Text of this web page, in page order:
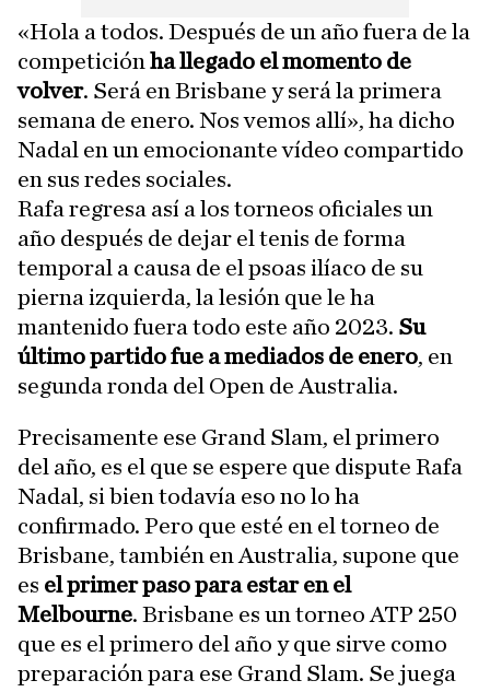
«Hola a todos. Después de un año fuera de la
competición ha llegado el momento de
volver. Será en Brisbane y será la primera
semana de enero. Nos vemos allí», ha dicho
Nadal en un emocionante vídeo compartido
en sus redes sociales.
Rafa regresa así a los torneos oficiales un
año después de dejar el tenis de forma
temporal a causa de el psoas ilíaco de su
pierna izquierda, la lesión que le ha
mantenido fuera todo este año 2023. Su
último partido fue a mediados de enero, en
segunda ronda del Open de Australia.
Precisamente ese Grand Slam, el primero
del año, es el que se espere que dispute Rafa
Nadal, si bien todavía eso no lo ha
confirmado. Pero que esté en el torneo de
Brisbane, también en Australia, supone que
es el primer paso para estar en el
Melbourne. Brisbane es un torneo ATP 250
que es el primero del año y que sirve como
preparación para ese Grand Slam. Se juega